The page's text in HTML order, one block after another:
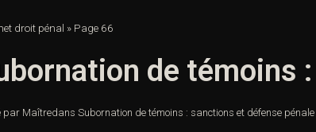
droit pénal » Page 66
de témoins
par Maîtredans Subornation de témoins : sanctions et défense pénale